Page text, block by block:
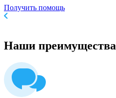
Получить помощь
Наши преимущества